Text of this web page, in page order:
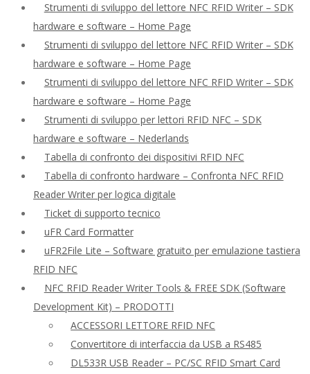
Strumenti di sviluppo del lettore NFC RFID Writer – SDK
hardware e software – Home Page
Strumenti di sviluppo del lettore NFC RFID Writer – SDK
hardware e software – Home Page
Strumenti di sviluppo del lettore NFC RFID Writer – SDK
hardware e software – Home Page
Strumenti di sviluppo per lettori RFID NFC – SDK
hardware e software – Nederlands
Tabella di confronto dei dispositivi RFID NFC
Tabella di confronto hardware – Confronta NFC RFID
Reader Writer per logica digitale
Ticket di supporto tecnico
uFR Card Formatter
uFR2File Lite – Software gratuito per emulazione tastiera
RFID NFC
NFC RFID Reader Writer Tools & FREE SDK (Software
Development Kit) – PRODOTTI
ACCESSORI LETTORE RFID NFC
Convertitore di interfaccia da USB a RS485
DL533R USB Reader – PC/SC RFID Smart Card